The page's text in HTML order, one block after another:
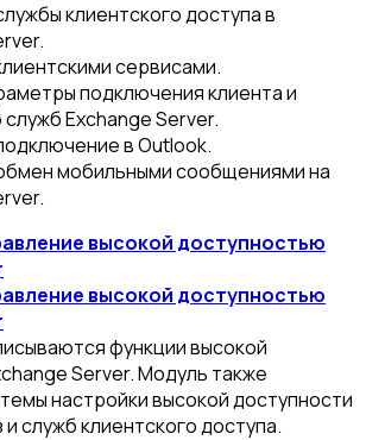
клиентского доступа в
сервисами.
подключения клиента и
Exchange Server.
в Outlook.
мобильными сообщениями на
высокой доступностью
высокой доступностью
функции высокой
Server. Модуль также
настройки высокой доступности
служб клиентского доступа.